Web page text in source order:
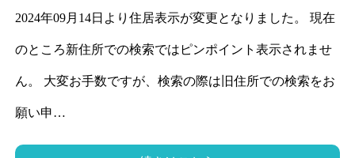
2024年09月14日より住居表示が変更となりました。 現在
のところ新住所での検索ではピンポイント表示されませ
ん。 大変お手数ですが、検索の際は旧住所での検索をお
願い申…